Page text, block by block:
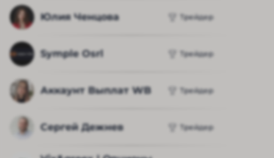
Юлия Ченцова Трейдер
Symple Osrl Трейдер
Аккаунт Выплат WB Трейдер
Сергей Дежнев Трейдер